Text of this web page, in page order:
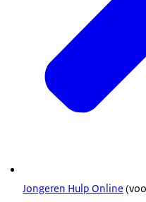
Jongeren Hulp Online